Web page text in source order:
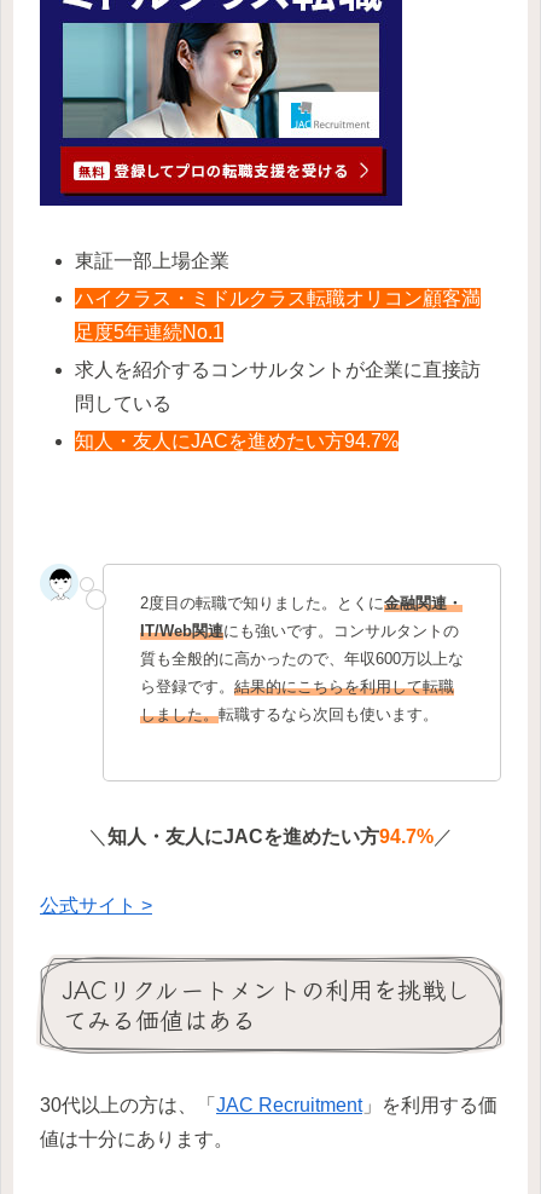
東証一部上場企業
ハイクラス・ミドルクラス転職オリコン顧客満
足度5年連続No.1
求人を紹介するコンサルタントが企業に直接訪
問している
知人・友人にJACを進めたい方94.7%
2度目の転職で知りました。とくに金融関連・
IT/Web関連にも強いです。コンサルタントの
質も全般的に高かったので、年収600万以上な
ら登録です。 結果的にこちらを利用して転職
しました。転職するなら次回も使います。
＼ 知人・友人にJACを進めたい方94.7% ／
公式サイト >
JACリクルートメントの利用を挑戦し
てみる価値はある
30代以上の方は、「 JAC Recruitment」を利用する価
値は十分にあります。